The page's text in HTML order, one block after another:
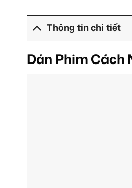
Thông tin chi tiết
Dán Phim Cách